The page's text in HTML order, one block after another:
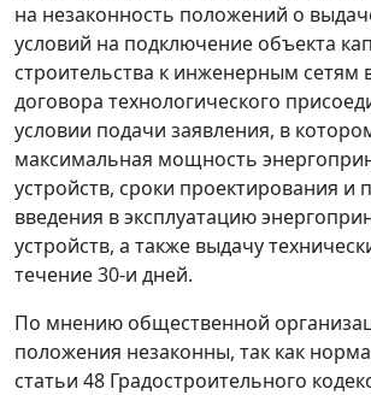
на незаконность положений о
условий на подключение объекта
строительства к инженерным сетям
договора технологического
условии подачи заявления, в
максимальная мощность
устройств, сроки проектирования и
введения в эксплуатацию
устройств, а также выдачу
течение 30-и дней.
По мнению общественной
положения незаконны, так как
статьи 48 Градостроительного